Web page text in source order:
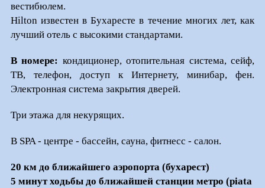
вестибюлем.
Hilton известен в Бухаресте в течение многих лет, как
лучший отель с высокими стандартами.
В номере: кондиционер, отопительная система, сейф,
ТВ, телефон, доступ к Интернету, минибар, фен.
Электронная система закрытия дверей.
Три этажа для некурящих.
В SPA - центре - бассейн, сауна, фитнесс - салон.
20 км до ближайшего аэропорта (бухарест)
5 минут ходьбы до ближайшей станции метро (piata